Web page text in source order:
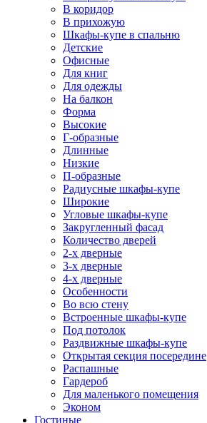
В коридор
В прихожую
Шкафы-купе в спальню
Детские
Офисные
Для книг
Для одежды
На балкон
Форма
Высокие
Г-образные
Длинные
Низкие
П-образные
Радиусные шкафы-купе
Широкие
Угловые шкафы-купе
Закругленный фасад
Количество дверей
2-х дверные
3-х дверные
4-х дверные
Особенности
Во всю стену
Встроенные шкафы-купе
Под потолок
Раздвижные шкафы-купе
Открытая секция посередине
Распашные
Гардероб
Для маленького помещения
Эконом
Гостиные